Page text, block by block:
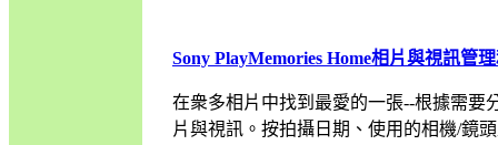
Sony PlayMemories Home相片與視訊管
在衆多相片中找到最愛的一張--根據需要
片與視訊。按拍攝日期、使用的相機/鏡